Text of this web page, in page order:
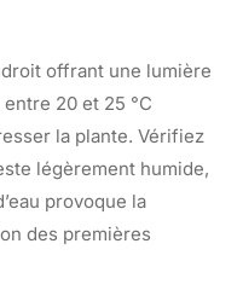
offrant une lumière
20 et 25 °C
la plante. Vérifiez
légèrement humide,
provoque la
des premières